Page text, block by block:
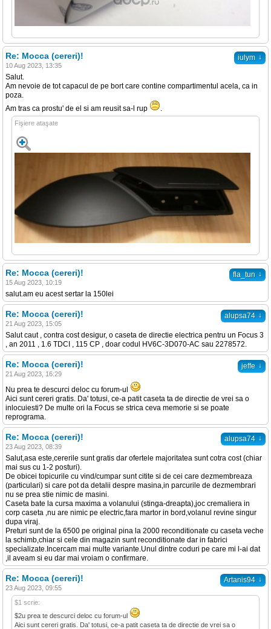
iulym ↓
Re: Mocca (cereri)!
10 Aug 2023, 13:35
Salut.
Am nevoie de tot capacul de pe bort care contine compartimentul acela, ca in
poza.
Am tras ca prostu' de el si am reusit sa-l rup
.
Fişiere ataşate
fla_tun ↓
Re: Mocca (cereri)!
15 Aug 2023, 10:19
salut.am eu acest sertar la 150lei
alupsa74 ↓
Re: Mocca (cereri)!
21 Aug 2023, 15:05
Salut caut , contra cost desigur, o caseta de directie electrica pentru un Focus 3
, an 2011 , 1.6 TDCI , 115 CP , doar codul HV6C-3D070-AC sau 2278572.
jeffe ↓
Re: Mocca (cereri)!
21 Aug 2023, 16:29
Nu prea te descurci deloc cu forum-ul
Aici sunt cereri gratis. Da' totusi, ce-a patit caseta ta de directie de vrei sa o
inlocuiesti? De multe ori la Focus se strica ceva memorie si se poate
reprograma.
alupsa74 ↓
Re: Mocca (cereri)!
23 Aug 2023, 08:39
Salut,asa este,cererile sunt gratis dar ofertele majoritatea sunt cotra cost (chiar
mai sus cu 1-2 posturi).
De obicei topicurile cu vind/cumpar sunt citite si de cei care dezmembreaza
(particulari) si care pot da detalii despre masina,in parcurile de dezmembrari
nu se prea stie nimic de masini.
Caseta bate la cursa maxima a volanului (stinga-dreapta),joc cremaliera in
corp caseta ,nu are nimic pe electric,fara martor in bord,volanul revine singur
dupa viraj.
Preturi sunt de la 6500 pe original pina la 2000 reconditionate cu caseta veche
la schimb,chiar si cele din magazin sunt reconditionate dar in fabrici
specializate.Incercam mai multe variante.Unul dintre coduri pe care mi l-ai dat
,il aveam si eu dar mai vroiam o confirmare.
Artanis94 ↓
Re: Mocca (cereri)!
23 Aug 2023, 09:55
$1 scrie:
$2u prea te descurci deloc cu forum-ul
Aici sunt cereri gratis. Da' totusi, ce-a patit caseta ta de directie de vrei sa o